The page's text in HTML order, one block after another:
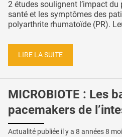
2 études soulignent l’impact
santé et les symptômes des
polyarthrite rhumatoïde (PR).
LIRE LA SUITE
MICROBIOTE : Les
pacemakers de
Actualité publiée il y a 8 années 8